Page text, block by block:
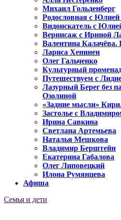
Михаил Гольденберг
Родословная с
Видоискатель с
Вернисаж с Ириной
Валентина Калачёва.
Лариса Хенинен
Олег Гальченко
Культурный
Путешествуем с
Лазурный Берег без
Озолиной
«Задние мысли»
Застолье с
Ирина Савкина
Светлана Артемьева
Наталья Мешкова
Владимир Берштейн
Екатерина Габалова
Олег Липовецкий
Илона Румянцева
Афиша
Семья и дети